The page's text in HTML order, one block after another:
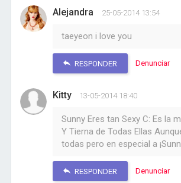
Alejandra 25-05-2014 13:54
taeyeon i love you
RESPONDER Denunciar
Kitty 13-05-2014 18:40
Sunny Eres tan Sexy C: Es la
Y Tierna de Todas Ellas
todas pero en especial a
RESPONDER Denunciar